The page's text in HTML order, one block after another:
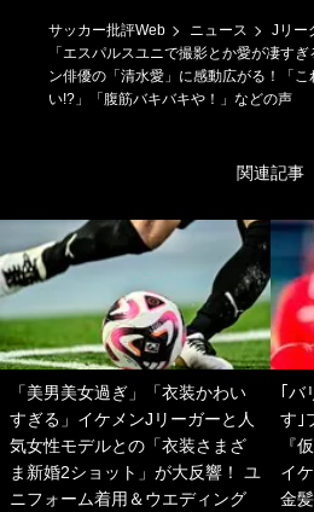
サッカー批評Web ニュース
Jリー
「エスパルスユニで撮影とか愛が凄す
ン俳優の「清水愛」に感動広がる！「
い!?」「腹筋バキバキや！」などの声
関連記事
「美男美女過ぎ」「衣装かわい
すぎる」イケメンJリーガーと人
気女性モデルとの「衣装さまざ
ま新婚2ショット」が大反響！ ユ
ニフォーム着用＆ウエディング
｢
す｣
『
イ
金